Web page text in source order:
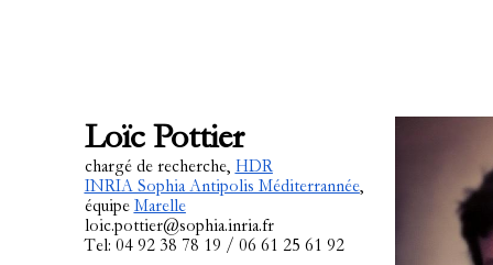
Loïc Pottier
chargé de recherche, HDR
INRIA Sophia Antipolis Méditerrannée,
équipe Marelle
loic.pottier@sophia.inria.fr
Tel: 04 92 38 78 19 / 06 61 25 61 92